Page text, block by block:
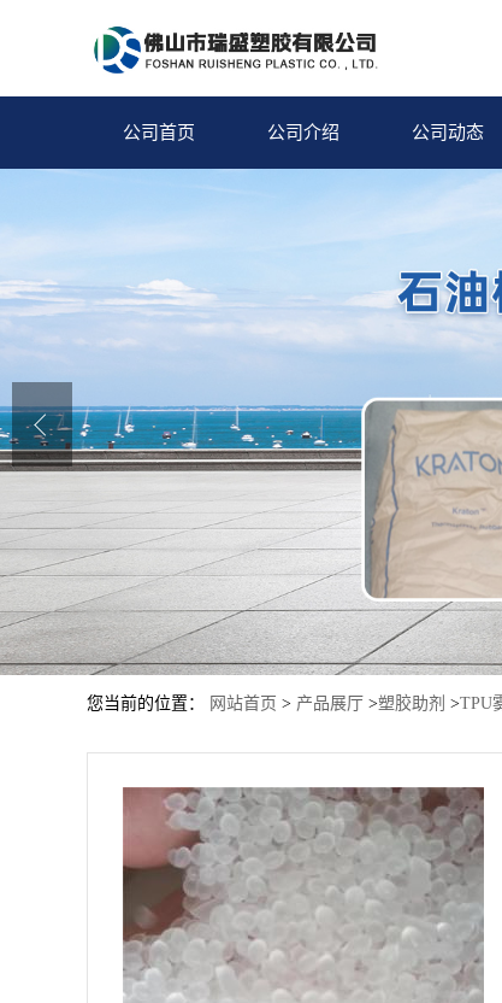
公司首页 公司介绍 公司动态
您当前的位置： 网站首页 > 产品展厅 >塑胶助剂 >TPU